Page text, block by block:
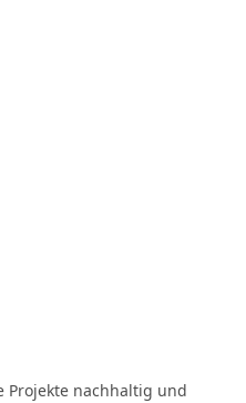
Projekte nachhaltig und